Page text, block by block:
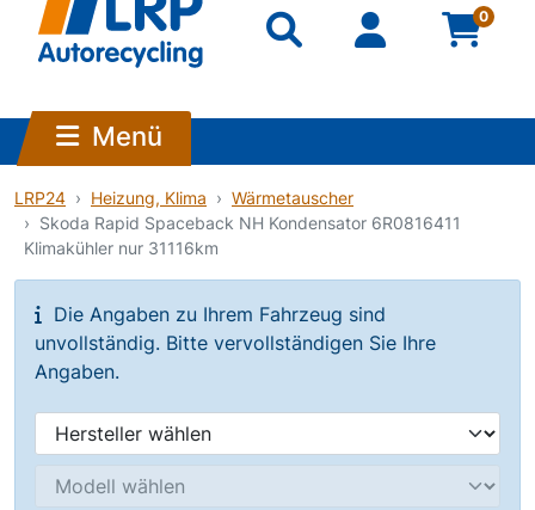
0
Menü
LRP24 Heizung, Klima
Wärmetauscher
Skoda Rapid Spaceback NH Kondensator 6R0816411
Klimakühler nur 31116km
Die Angaben zu Ihrem Fahrzeug sind
unvollständig. Bitte vervollständigen Sie Ihre
Angaben.